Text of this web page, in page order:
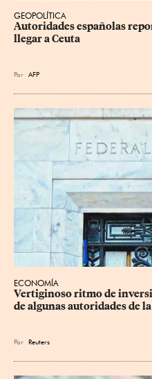
GEOPOLÍTICA
Autoridades españolas
llegar a Ceuta
Por AFP
ECONOMÍA
Vertiginoso ritmo de
de algunas autoridades de la
Por Reuters